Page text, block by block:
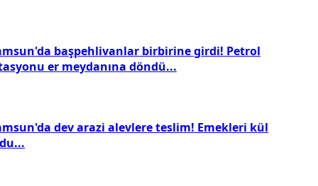
başpehlivanlar birbirine girdi! Petrol
er meydanına döndü...
dev arazi alevlere teslim! Emekleri kül